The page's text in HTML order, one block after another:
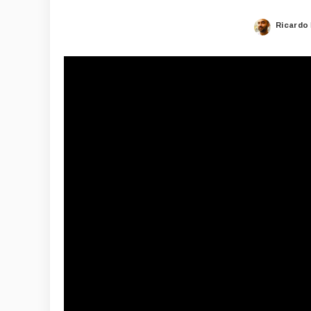
Posted
Ricardo